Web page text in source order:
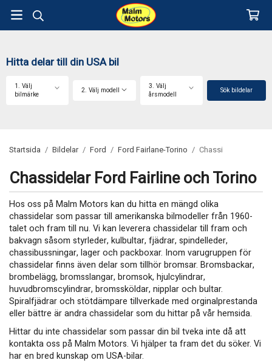
Hitta delar till din USA bil
1. Välj
bilmärke
2. Välj modell
3. Välj
årsmodell
Sök bildelar
Startsida / Bildelar / Ford / Ford Fairlane-Torino / Chassi
Chassidelar Ford Fairline och Torino
Hos oss på Malm Motors kan du hitta en mängd olika
chassidelar som passar till amerikanska bilmodeller från 1960-
talet och fram till nu. Vi kan leverera chassidelar till fram och
bakvagn såsom styrleder, kulbultar, fjädrar, spindelleder,
chassibussningar, lager och packboxar. Inom varugruppen för
chassidelar finns även delar som tillhör bromsar. Bromsbackar,
brombelägg, bromsslangar, bromsok, hjulcylindrar,
huvudbromscylindrar, bromssköldar, nipplar och bultar.
Spiralfjädrar och stötdämpare tillverkade med orginalprestanda
eller bättre är andra chassidelar som du hittar på vår hemsida.
Hittar du inte chassidelar som passar din bil tveka inte då att
kontakta oss på Malm Motors. Vi hjälper ta fram det du söker. Vi
har en bred kunskap om USA-bilar.